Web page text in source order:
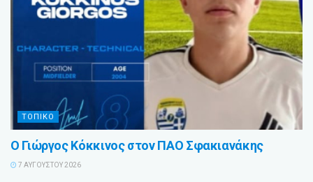
ΤΟΠΙΚΟ
Ο Γιώργος Κόκκινος στον ΠΑΟ Σφακιανάκης
7 ΑΥΓΟΎΣΤΟΥ 2026